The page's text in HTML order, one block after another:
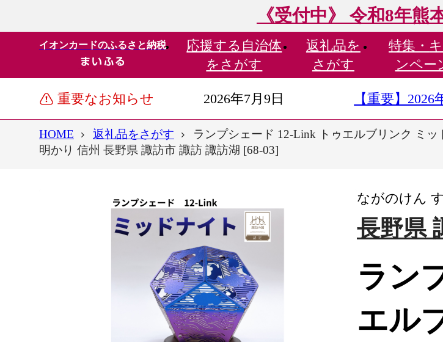
《受付中》 令和8年熊
イオンカードのふるさと納税 応援する 自治体
をさがす
返礼品を
さがす
特集・
ンペー
重要なお知らせ 2026年7月9日 【重要】
HOME 返礼品をさがす
ランプシェード 12-Link トゥエルブリンク ミ
明かり 信州 長野県 諏訪市 諏訪 諏訪湖 [68-03]
ながのけん
長野県
ラン
エル